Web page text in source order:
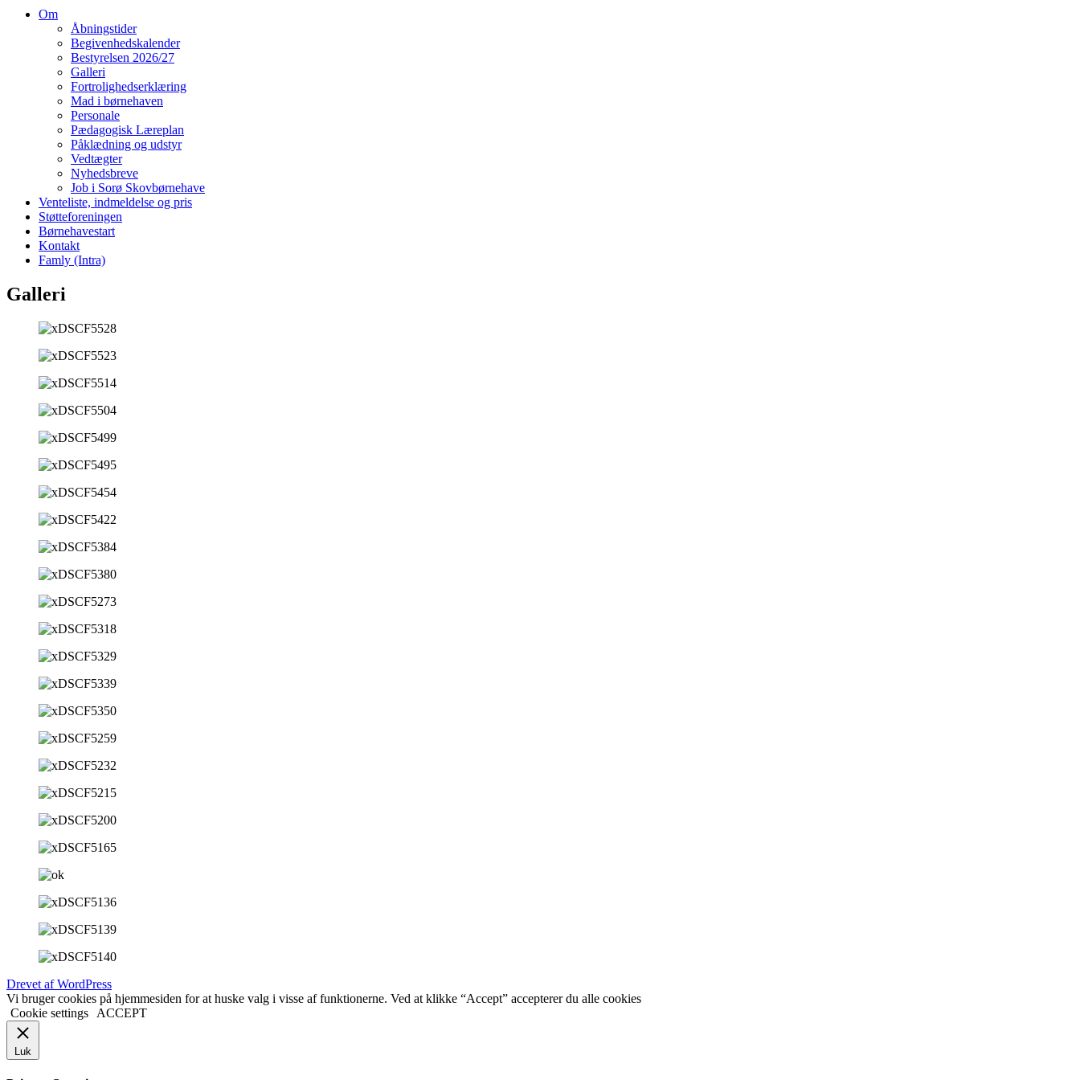
Om
Åbningstider
Begivenhedskalender
Bestyrelsen 2026/27
Galleri
Fortrolighedserklæring
Mad i børnehaven
Personale
Pædagogisk Læreplan
Påklædning og udstyr
Vedtægter
Nyhedsbreve
Job i Sorø Skovbørnehave
Venteliste, indmeldelse og pris
Støtteforeningen
Børnehavestart
Kontakt
Famly (Intra)
Galleri
Drevet af WordPress
Vi bruger cookies på hjemmesiden for at huske valg i visse af funktionerne. Ved at klikke “Accept” accepterer du alle cookies
Cookie settings
ACCEPT
Luk